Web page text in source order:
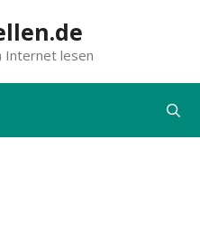
Internet lesen